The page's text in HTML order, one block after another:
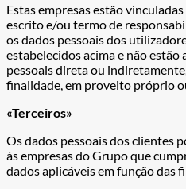
Estas empresas estão
escrito e/ou termo de
os dados pessoais dos
estabelecidos acima e não
pessoais direta ou
finalidade, em proveito próprio
«Terceiros»
Os dados pessoais dos clientes
às empresas do Grupo que
dados aplicáveis em função das